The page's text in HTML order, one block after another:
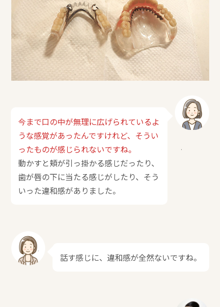
今まで口の中が無理に広げられているよ
うな感覚があったんですけれど、そうい
ったものが感じられないですね。
動かすと頬が引っ掛かる感じだったり、
歯が唇の下に当たる感じがしたり、そう
いった違和感がありました。
話す感じに、違和感が全然ないですね。